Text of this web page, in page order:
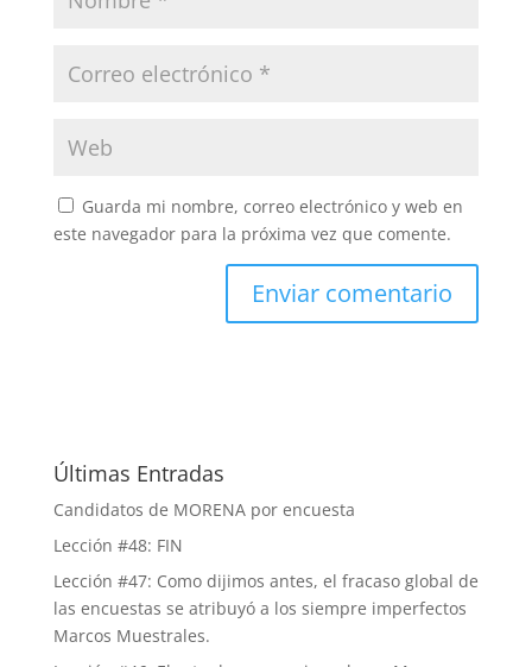
Guarda mi nombre, correo electrónico y web en
este navegador para la próxima vez que comente.
Últimas Entradas
Candidatos de MORENA por encuesta
Lección #48: FIN
Lección #47: Como dijimos antes, el fracaso global de
las encuestas se atribuyó a los siempre imperfectos
Marcos Muestrales.